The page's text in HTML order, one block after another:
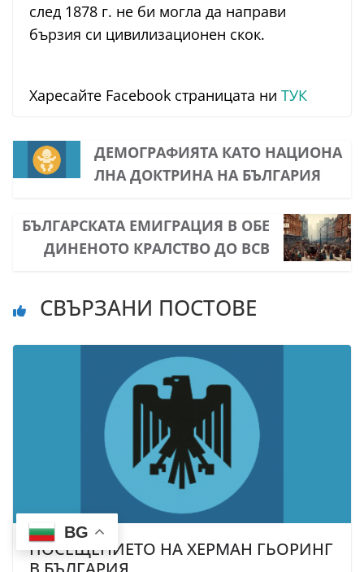
след 1878 г. не би могла да направи
бързия си цивилизационен скок.
Харесайте Facebook страницата ни ТУК
ДЕМОГРАФИЯТА КАТО НАЦИОНА
ЛНА ДОКТРИНА НА БЪЛГАРИЯ
БЪЛГАРСКАТА ЕМИГРАЦИЯ В ОБЕ
ДИНЕНОТО КРАЛСТВО ДО ВСВ
СВЪРЗАНИ ПОСТОВЕ
ПОСЕЩЕНИЕТО НА ХЕРМАН ГЬОРИНГ
BG